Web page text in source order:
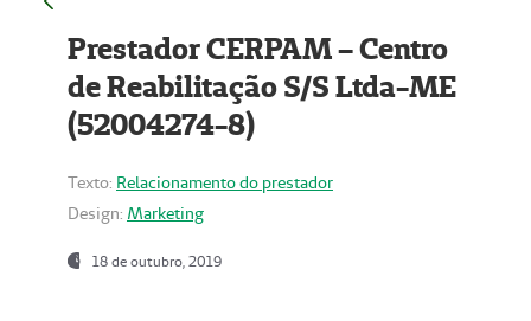
Prestador CERPAM – Centro
de Reabilitação S/S Ltda-ME
(52004274-8)
Texto: Relacionamento do prestador
Design: Marketing
18 de outubro, 2019